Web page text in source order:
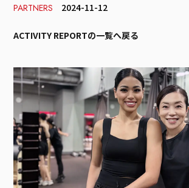
PARTNERS 2024-11-12
ACTIVITY REPORTの一覧へ戻る